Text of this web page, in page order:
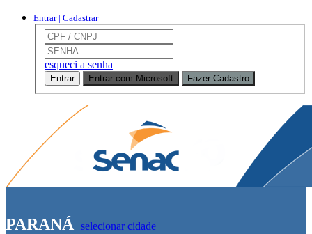
Entrar | Cadastrar
esqueci a senha
Entrar Entrar com Microsoft Fazer Cadastro
PARANÁ selecionar cidade